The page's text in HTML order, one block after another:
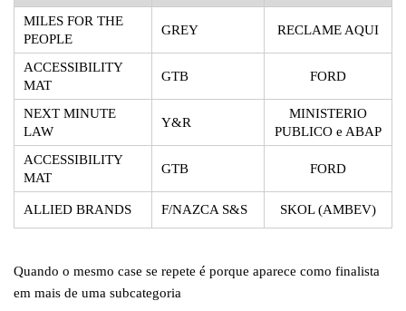
MILES FOR THE
PEOPLE
GREY RECLAME AQUI
ACCESSIBILITY
MAT
GTB FORD
NEXT MINUTE
LAW
Y&R
MINISTERIO
PUBLICO e ABAP
ACCESSIBILITY
MAT
GTB FORD
ALLIED BRANDS F/NAZCA S&S SKOL (AMBEV)
Quando o mesmo case se repete é porque aparece como finalista
em mais de uma subcategoria